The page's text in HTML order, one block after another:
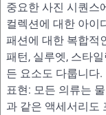
중요한 사진 시퀀스
컬렉션에 대한 아이
패션에 대한 복합적
패턴, 실루엣, 스타
든 요소도 다룹니다.
표현: 모든 의류는
과 같은 액세서리도